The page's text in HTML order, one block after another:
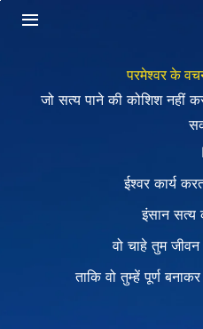
परमेश्वर के
जो सत्य पाने की कोशिश
Ⅰ
ईश्वर कार्य
इंसान सत्य
वो चाहे तुम
ताकि वो तुम्हें पूर्ण